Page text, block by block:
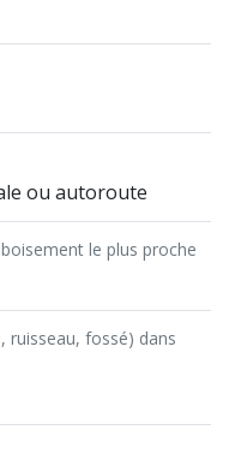
ou autoroute
le plus proche
ruisseau, fossé) dans